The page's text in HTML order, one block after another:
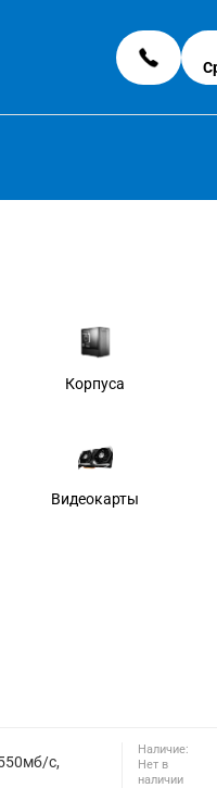
Корпуса
Видеокарты
с,
Наличие:
Нет в
наличии